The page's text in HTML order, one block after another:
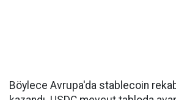
Böylece Avrupa'da stablecoin